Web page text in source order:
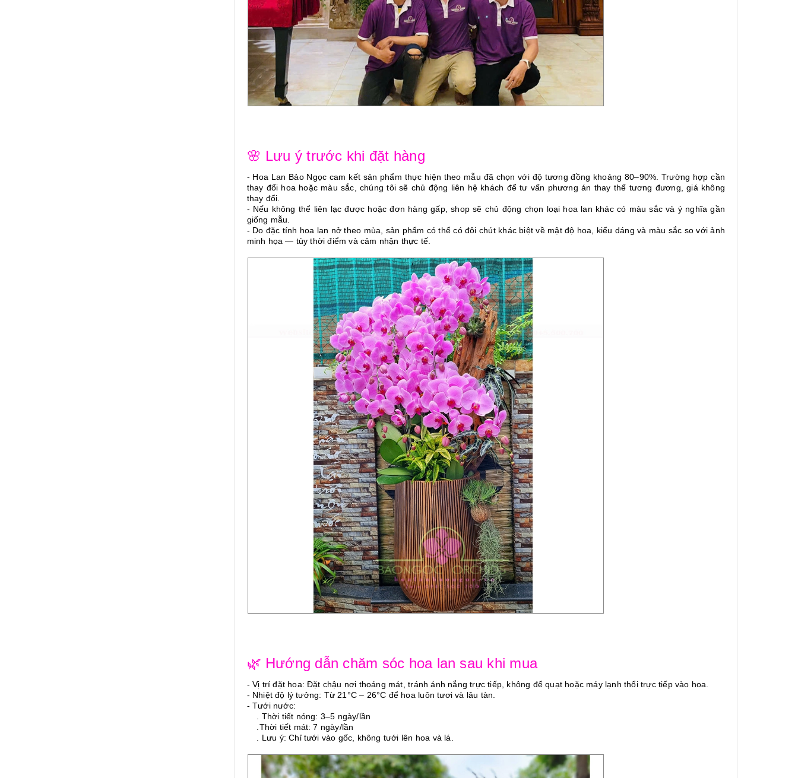
🌸 Lưu ý trước khi đặt hàng
- Hoa Lan Bảo Ngọc cam kết sản phẩm thực hiện theo mẫu đã chọn với độ tương đồng khoảng 80–90%. Trường hợp cần
thay đổi hoa hoặc màu sắc, chúng tôi sẽ chủ động liên hệ khách để tư vấn phương án thay thế tương đương, giá không
thay đổi.
- Nếu không thể liên lạc được hoặc đơn hàng gấp, shop sẽ chủ động chọn loại hoa lan khác có màu sắc và ý nghĩa gần
giống mẫu.
- Do đặc tính hoa lan nở theo mùa, sản phẩm có thể có đôi chút khác biệt về mật độ hoa, kiểu dáng và màu sắc so với ảnh
minh họa — tùy thời điểm và cảm nhận thực tế.
🌿 Hướng dẫn chăm sóc hoa lan sau khi mua
- Vị trí đặt hoa: Đặt chậu nơi thoáng mát, tránh ánh nắng trực tiếp, không để quạt hoặc máy lạnh thổi trực tiếp vào hoa.
- Nhiệt độ lý tưởng: Từ 21°C – 26°C để hoa luôn tươi và lâu tàn.
- Tưới nước:
. Thời tiết nóng: 3–5 ngày/lần
.Thời tiết mát: 7 ngày/lần
. Lưu ý: Chỉ tưới vào gốc, không tưới lên hoa và lá.